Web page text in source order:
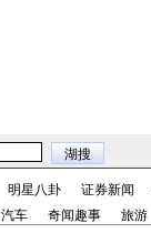
明星八卦 证券新闻
汽车 奇闻趣事 旅游